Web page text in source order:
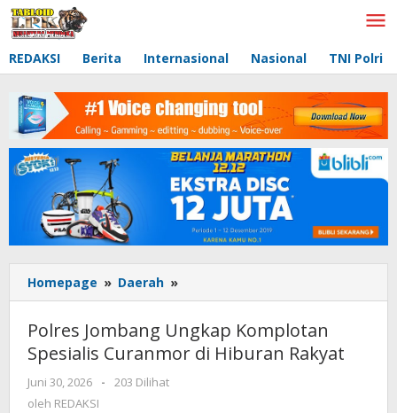
Lewati
ke
REDAKSI Berita Internasional Nasional TNI Polri
Homepage » Daerah »
Jombang
Ungkap
Komplotan
Spesialis
Polres Jombang Ungkap Komplotan
Spesialis Curanmor di Hiburan Rakyat
Juni 30, 2026
oleh
-
203 Dilihat
oleh REDAKSI